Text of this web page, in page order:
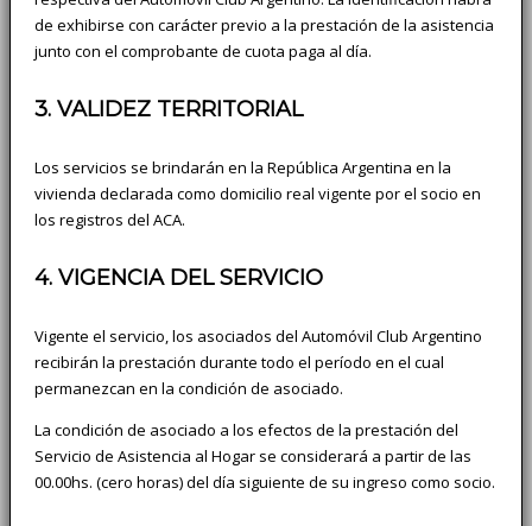
de exhibirse con carácter previo a la prestación de la asistencia
junto con el comprobante de cuota paga al día.
3. VALIDEZ TERRITORIAL
Los servicios se brindarán en la República Argentina en la
vivienda declarada como domicilio real vigente por el socio en
los registros del ACA.
4. VIGENCIA DEL SERVICIO
Vigente el servicio, los asociados del Automóvil Club Argentino
recibirán la prestación durante todo el período en el cual
permanezcan en la condición de asociado.
La condición de asociado a los efectos de la prestación del
Servicio de Asistencia al Hogar se considerará a partir de las
00.00hs. (cero horas) del día siguiente de su ingreso como socio.